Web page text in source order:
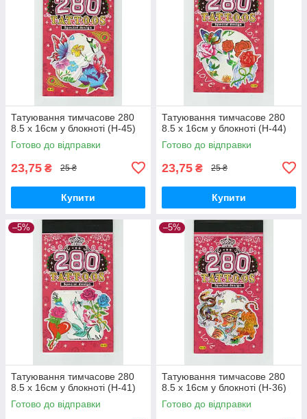
Татуювання тимчасове 280
8.5 х 16см у блокноті (H-45)
Готово до відправки
23,75 ₴ 25 ₴
Купити
Татуювання тимчасове 280
8.5 х 16см у блокноті (H-44)
Готово до відправки
23,75 ₴ 25 ₴
Купити
–5%
Татуювання тимчасове 280
8.5 х 16см у блокноті (H-41)
Готово до відправки
–5%
Татуювання тимчасове 280
8.5 х 16см у блокноті (H-36)
Готово до відправки